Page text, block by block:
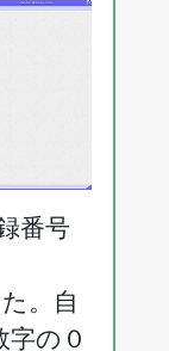
番号
。自
字の０